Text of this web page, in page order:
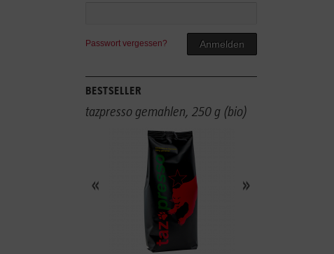
Passwort vergessen? Anmelden
BESTSELLER
tazpresso gemahlen, 250 g (bio)